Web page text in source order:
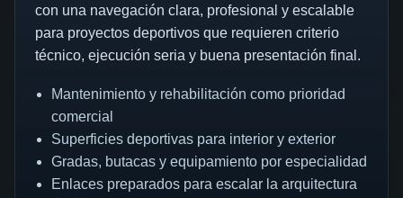
con una navegación clara, profesional y escalable
para proyectos deportivos que requieren criterio
técnico, ejecución seria y buena presentación final.
Mantenimiento y rehabilitación como prioridad
comercial
Superficies deportivas para interior y exterior
Gradas, butacas y equipamiento por especialidad
Enlaces preparados para escalar la arquitectura